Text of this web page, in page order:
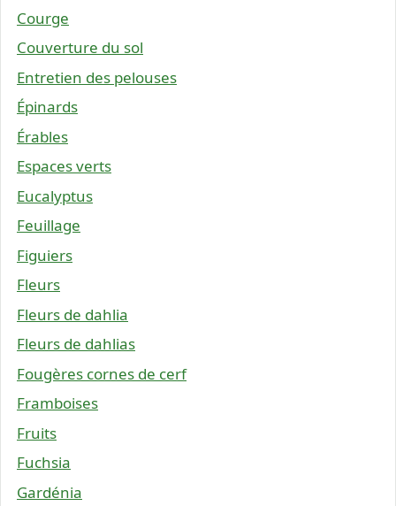
Courge
Couverture du sol
Entretien des pelouses
Épinards
Érables
Espaces verts
Eucalyptus
Feuillage
Figuiers
Fleurs
Fleurs de dahlia
Fleurs de dahlias
Fougères cornes de cerf
Framboises
Fruits
Fuchsia
Gardénia